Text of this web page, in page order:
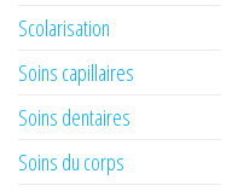
Scolarisation
Soins capillaires
Soins dentaires
Soins du corps